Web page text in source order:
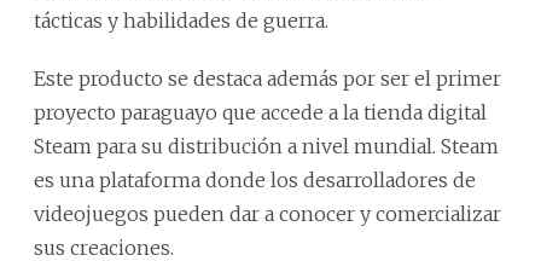
tácticas y habilidades de guerra.
Este producto se destaca además por ser el primer
proyecto paraguayo que accede a la tienda digital
Steam para su distribución a nivel mundial. Steam
es una plataforma donde los desarrolladores de
videojuegos pueden dar a conocer y comercializar
sus creaciones.